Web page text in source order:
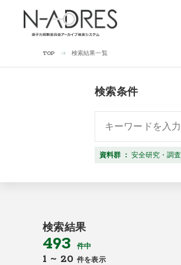
TOP 検索結果一覧
検索条件
資料群 ： 安全研究・調査
検索結果
493 件中
1 ~ 20 件を表示